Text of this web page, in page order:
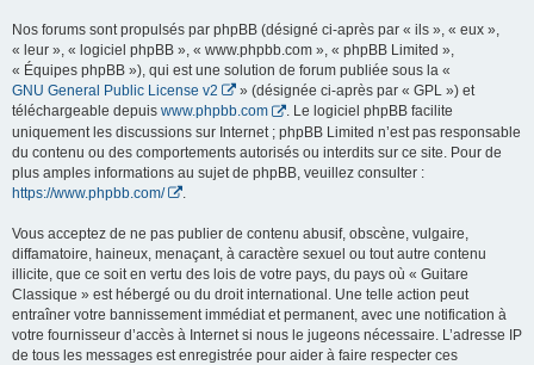
Nos forums sont propulsés par phpBB (désigné ci-après par « ils », « eux »,
« leur », « logiciel phpBB », « www.phpbb.com », « phpBB Limited »,
« Équipes phpBB »), qui est une solution de forum publiée sous la «
GNU General Public License v2
» (désignée ci-après par « GPL ») et
téléchargeable depuis www.phpbb.com
. Le logiciel phpBB facilite
uniquement les discussions sur Internet ; phpBB Limited n’est pas responsable
du contenu ou des comportements autorisés ou interdits sur ce site. Pour de
plus amples informations au sujet de phpBB, veuillez consulter :
https://www.phpbb.com/
Vous acceptez de ne pas publier de contenu abusif, obscène, vulgaire,
diffamatoire, haineux, menaçant, à caractère sexuel ou tout autre contenu
illicite, que ce soit en vertu des lois de votre pays, du pays où « Guitare
Classique » est hébergé ou du droit international. Une telle action peut
entraîner votre bannissement immédiat et permanent, avec une notification à
votre fournisseur d’accès à Internet si nous le jugeons nécessaire. L’adresse IP
de tous les messages est enregistrée pour aider à faire respecter ces